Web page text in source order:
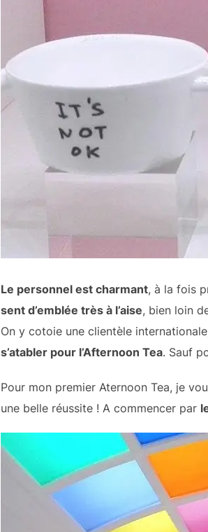
Le personnel est charmant, à la fois
sent d’emblée très à l’aise, bien loin
On y cotoie une clientèle
s’atabler pour l’Afternoon Tea. Sauf
Pour mon premier Aternoon Tea, je
une belle réussite ! A commencer par